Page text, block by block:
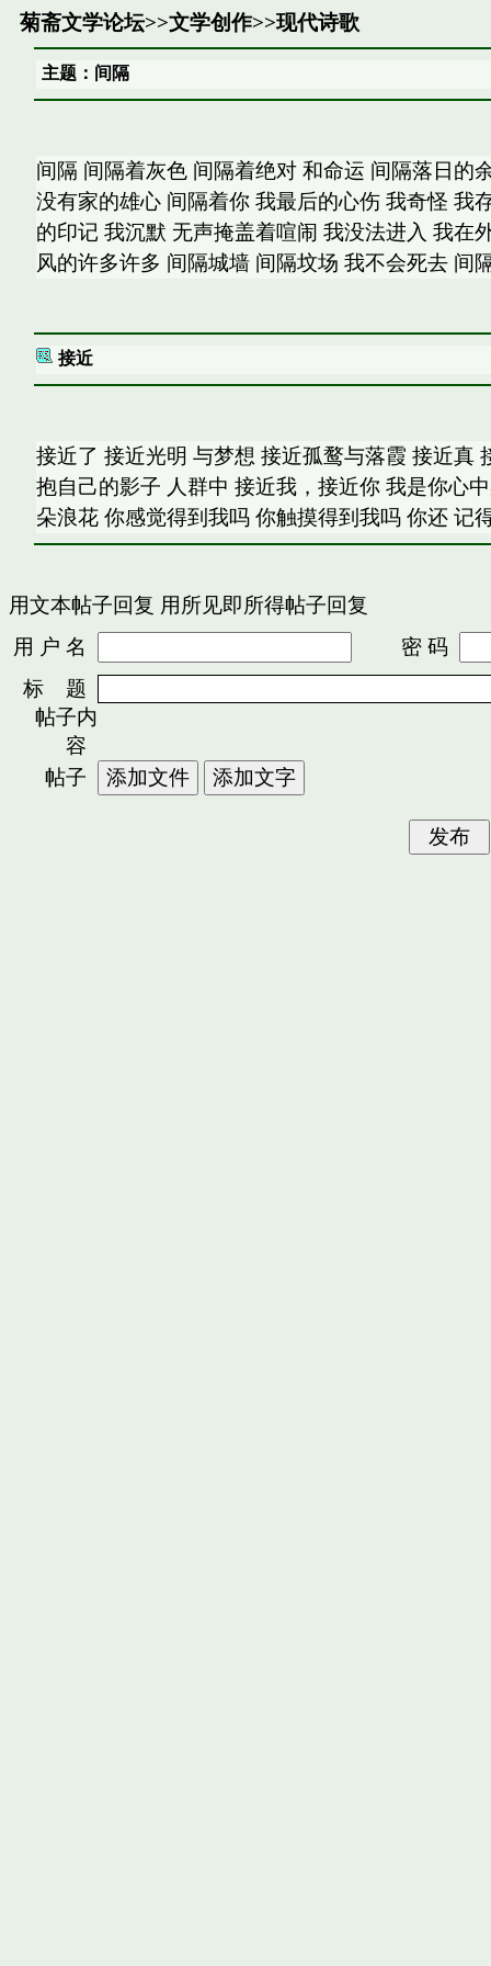
菊斋文学论坛>>文学创作>>现代诗歌
主题：间隔
间隔 间隔着灰色 间隔着绝对 和命运 间隔落日的
没有家的雄心 间隔着你 我最后的心伤 我奇怪 我
的印记 我沉默 无声掩盖着喧闹 我没法进入 我在
风的许多许多 间隔城墙 间隔坟场 我不会死去 间
接近
接近了 接近光明 与梦想 接近孤鹜与落霞 接近真
抱自己的影子 人群中 接近我，接近你 我是你心
朵浪花 你感觉得到我吗 你触摸得到我吗 你还 记
用文本帖子回复 用所见即所得帖子回复
用 户 名
密 码
标 题
帖子内
容
帖子